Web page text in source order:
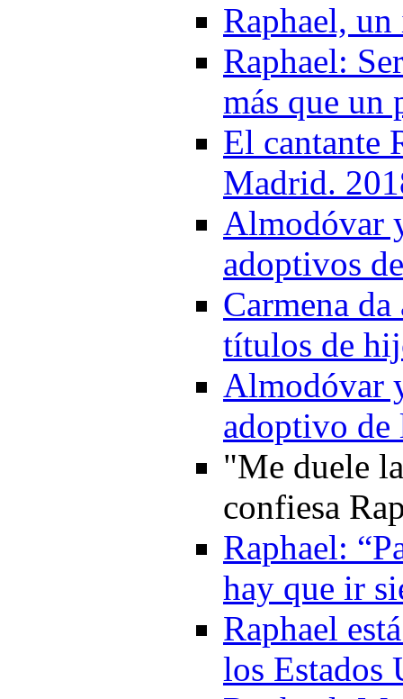
Raphael,
Raphael:
más que un
El cantante
Madrid.
Almodóvar
adoptivos
Carmena
títulos de
Almodóvar
adoptivo de
"Me duele
confiesa
Raphael:
hay que ir
Raphael
los